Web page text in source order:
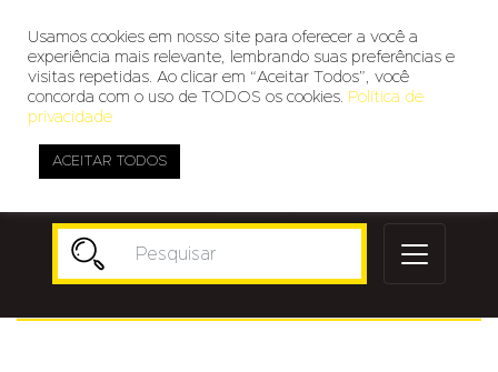
Usamos cookies em nosso site para oferecer a você a
experiência mais relevante, lembrando suas preferências e
visitas repetidas. Ao clicar em “Aceitar Todos”, você
concorda com o uso de TODOS os cookies. Política de
privacidade
ACEITAR TODOS